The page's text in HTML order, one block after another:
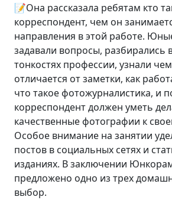
📝Она рассказала ребятам кто
корреспондент, чем он
направления в этой работе.
задавали вопросы, разбирались
тонкостях профессии, узнали
отличается от заметки, как
что такое фотожурналистика, и
корреспондент должен уметь
качественные фотографии к
Особое внимание на занятии
постов в социальных сетях и
изданиях. В заключении
предложено одно из трех
выбор.